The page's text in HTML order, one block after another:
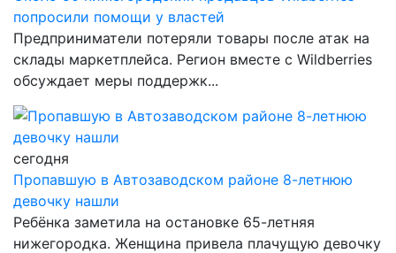
попросили помощи у властей
Предприниматели потеряли товары после атак на
склады маркетплейса. Регион вместе с Wildberries
обсуждает меры поддержк...
сегодня
Пропавшую в Автозаводском районе 8-летнюю
девочку нашли
Ребёнка заметила на остановке 65-летняя
нижегородка. Женщина привела плачущую девочку